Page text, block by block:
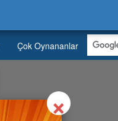
Çok Oynananlar
×Close